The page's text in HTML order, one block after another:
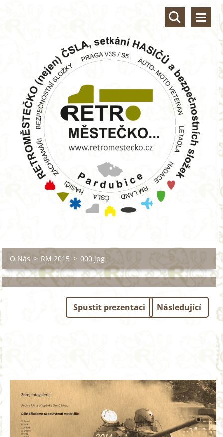
O Nás > RM 2015 > 000.jpg
Spustit prezentaci Následující